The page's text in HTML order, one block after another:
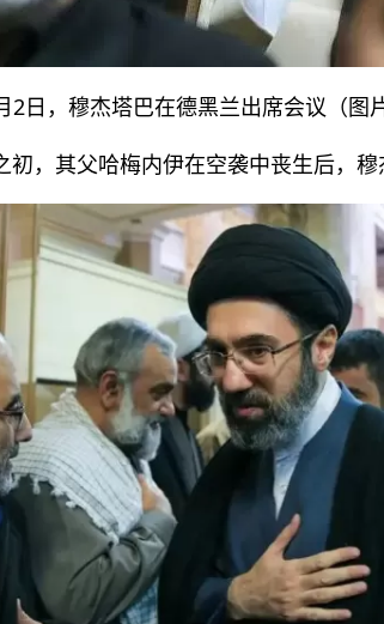
2日，穆杰塔巴在德黑兰出席会议（图
，其父哈梅内伊在空袭中丧生后，穆